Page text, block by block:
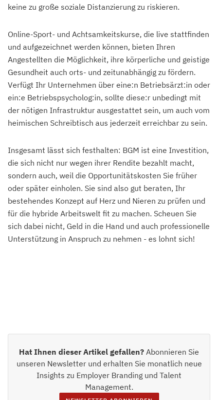
keine zu große soziale Distanzierung zu riskieren.
Online-Sport- und Achtsamkeitskurse, die live stattfinden
und aufgezeichnet werden können, bieten Ihren
Angestellten die Möglichkeit, ihre körperliche und geistige
Gesundheit auch orts- und zeitunabhängig zu fördern.
Verfügt Ihr Unternehmen über eine:n Betriebsärzt:in oder
ein:e Betriebspsycholog:in, sollte diese:r unbedingt mit
der nötigen Infrastruktur ausgestattet sein, um auch vom
heimischen Schreibtisch aus jederzeit erreichbar zu sein.
Insgesamt lässt sich festhalten: BGM ist eine Investition,
die sich nicht nur wegen ihrer Rendite bezahlt macht,
sondern auch, weil die Opportunitätskosten Sie früher
oder später einholen. Sie sind also gut beraten, Ihr
bestehendes Konzept auf Herz und Nieren zu prüfen und
für die hybride Arbeitswelt fit zu machen. Scheuen Sie
sich dabei nicht, Geld in die Hand und auch professionelle
Unterstützung in Anspruch zu nehmen - es lohnt sich!
Hat Ihnen dieser Artikel gefallen? Abonnieren Sie
unseren Newsletter und erhalten Sie monatlich neue
Insights zu Employer Branding und Talent
Management.